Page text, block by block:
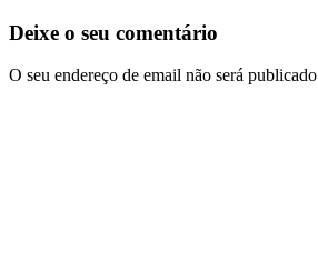
Deixe o seu comentário
O seu endereço de email não será publicado